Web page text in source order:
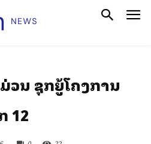
ວນ ຊຸກຍູ້ໂຄງການ
12